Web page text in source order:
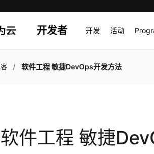
开发者 开发 活动
软件工程 敏捷DevOps开发方法
软件工程 敏捷